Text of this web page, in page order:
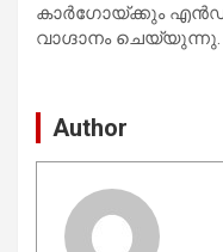
കാര്‍ഗോയ്ക്കും
വാഗ്ദാനം ചെയ്യുന്നു.
Author